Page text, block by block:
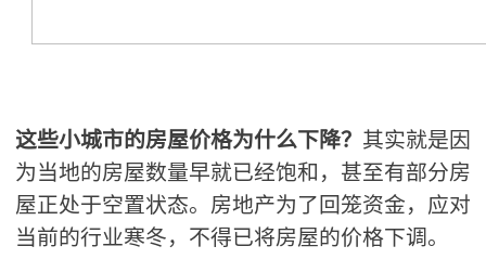
这些小城市的房屋价格为什么下降？ 其实就是因
为当地的房屋数量早就已经饱和，甚至有部分房
屋正处于空置状态。房地产为了回笼资金，应对
当前的行业寒冬，不得已将房屋的价格下调。